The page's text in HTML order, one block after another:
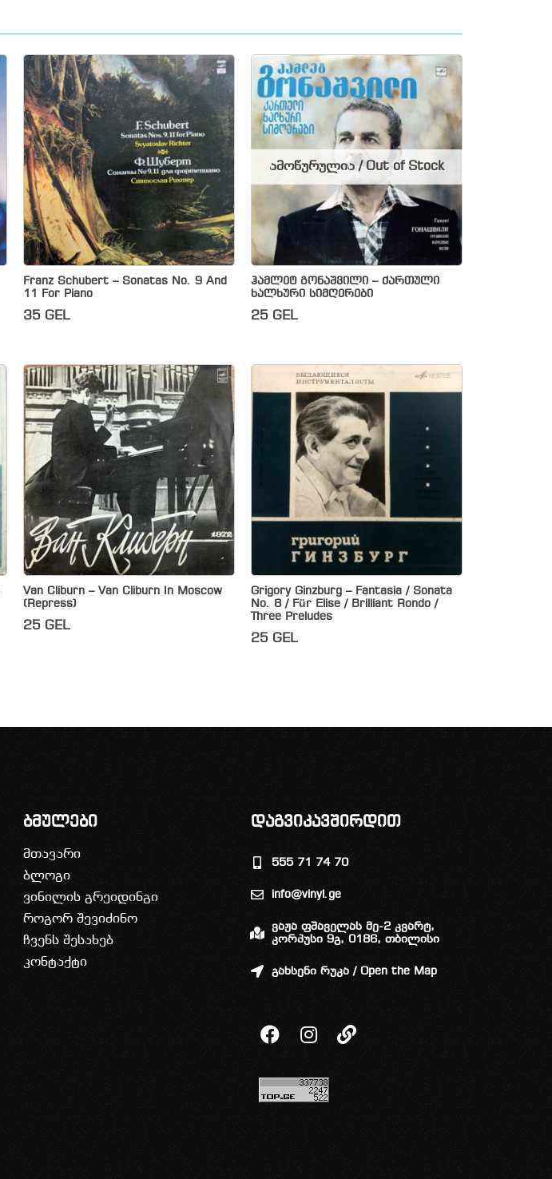
Franz Schubert – Sonatas No. 9 And
11 For Piano
35 GEL
ჰამლეტ გონაშვილი – ქართული
ხალხური სიმღერები
25 GEL
ამოწურულია / Out of Stock
Van Cliburn – Van Cliburn In Moscow
(Repress)
25 GEL
Grigory Ginzburg – Fantasia / Sonata
No. 8 / Für Elise / Brilliant Rondo /
Three Preludes
25 GEL
ბმულები
მთავარი
ბლოგი
ვინილის გრეიდინგი
როგორ შევიძინო
ჩვენს შესახებ
კონტაქტი
დაგვიკავშირდით
555 71 74 70
info@vinyl.ge
ვაჟა ფშაველას მე-2 კვარტ,
კორპუსი 9გ, 0186, თბილისი
გახსენი რუკა / Open the Map